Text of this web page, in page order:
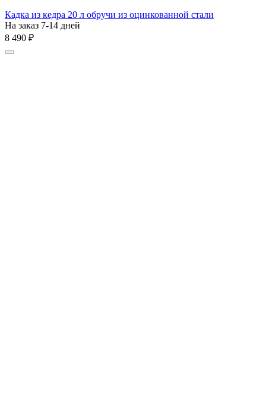
Кадка из кедра 20 л обручи из оцинкованной стали
На заказ 7-14 дней
8 490 ₽